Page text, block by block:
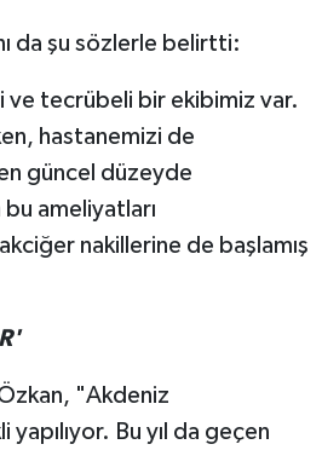
da şu sözlerle belirtti:
ve tecrübeli bir ekibimiz var.
hastanemizi de
güncel düzeyde
ameliyatları
nakillerine de başlamış
"Akdeniz
Bu yıl da geçen